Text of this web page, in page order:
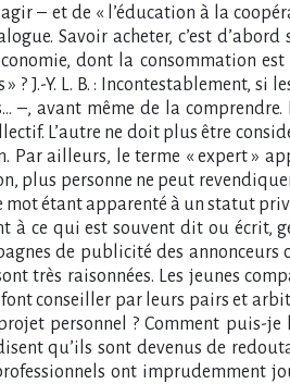
– et de « l’éducation à la
Savoir acheter, c’est d’abord
dont la consommation
J.-Y. L. B. : Incontestablement, si
–, avant même de la
L’autre ne doit plus être
ailleurs, le terme « expert »
plus personne ne peut
mot étant apparenté à un statut
à ce qui est souvent dit ou écrit,
de publicité des
très raisonnées. Les jeunes
conseiller par leurs pairs et
personnel ? Comment puis-
qu’ils sont devenus de
ont imprudemment